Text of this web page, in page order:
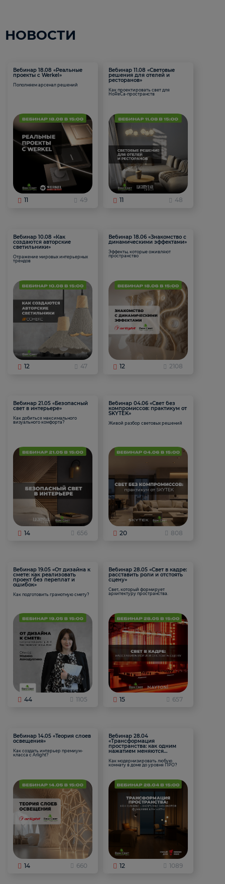
НОВОСТИ
Вебинар 18.08 «Реальные
проекты с Werkel»
Пополняем арсенал решений
11 49
Вебинар 11.08 «Световые
решения для отелей и
ресторанов»
Как проектировать свет для
HoReCa-пространств
11 48
Вебинар 10.08 «Как
создаются авторские
светильники»
Отражение мировых интерьерных
трендов
12 47
Вебинар 18.06 «Знакомство с
динамическими эффектами»
Эффекты, которые оживляют
пространство
12 2108
Вебинар 21.05 «Безопасный
свет в интерьере»
Как добиться максимального
визуального комфорта?
14 656
Вебинар 04.06 «Свет без
компромиссов: практикум от
SKYTEK»
Живой разбор световых решений
20 808
Вебинар 19.05 «От дизайна к
смете: как реализовать
проект без переплат и
ошибок»
Как подготовить грамотную смету?
44 1105
Вебинар 28.05 «Свет в кадре:
расставить роли и отстоять
сцену»
Свет, который формирует
архитектуру пространства.
15 657
Вебинар 14.05 «Теория слоев
освещения»
Как создать интерьер премиум-
класса с Arlight?
14 660
Вебинар 28.04
«Трансформация
пространства: как одним
нажатием меняются
Как модернизировать любую
комнату в доме до уровня ПРО?
12 1089